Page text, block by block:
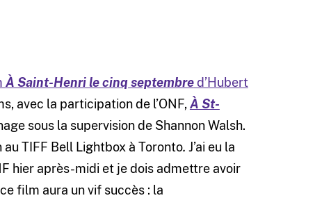
À Saint-Henri le cinq septembred’Hubert
avec la participation de l’ONF,À St-
sous la supervision de Shannon Walsh.
TIFF Bell Lightbox à Toronto. J’ai eu la
hier après-midi et je dois admettre avoir
film aura un vif succès : la